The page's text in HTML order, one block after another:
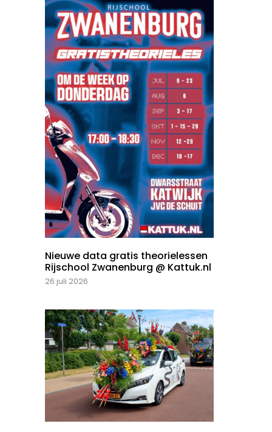
Nieuwe data gratis theorielessen
Rijschool Zwanenburg @ Kattuk.nl
26 juli 2026